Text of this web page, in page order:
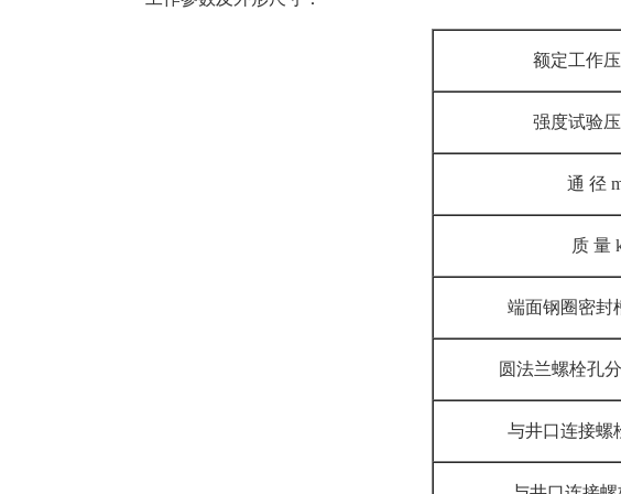
额定工作
强度试验
通 径
质 量
端面钢圈密封
圆法兰螺栓孔
与井口连接螺